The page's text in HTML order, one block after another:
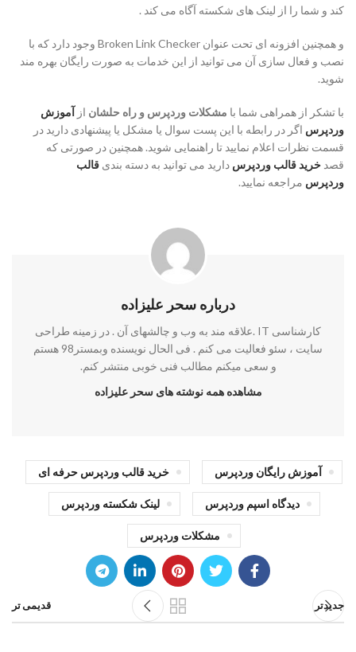
کند و شما را از لینک های شکسته آگاه می کند .
و همچنین افزونه ای تحت عنوان Broken Link Checker وجود دارد که با
نصب و فعال سازی آن می توانید از این خدمات به صورت رایگان بهره مند
شوید.
با تشکر از همراهی شما با مشکلات وردپرس و راه حلشان از آموزش
وردپرس اگر در رابطه با این پست سوال یا مشکل یا پیشنهادی دارید در
قسمت نظرات اعلام نمایید تا راهنمایی شوید. همچنین در صورتی که
قصد خرید قالب وردپرس دارید می توانید به دسته بندی قالب
وردپرس مراجعه نمایید.
درباره سحر علیزاده
کارشناسی IT .علاقه مند به وب و چالشهای آن . در زمینه طراحی
سایت ، سئو فعالیت می کنم . فی الحال نویسنده وبمستر98 هستم
و سعی میکنم مطالب فنی خوبی منتشر کنم.
مشاهده همه نوشته های سحر علیزاده
آموزش رایگان وردپرس خرید قالب وردپرس حرفه ای
دیدگاه اسپم وردپرس لینک شکسته وردپرس
مشکلات وردپرس
جدیدتر قدیمی تر